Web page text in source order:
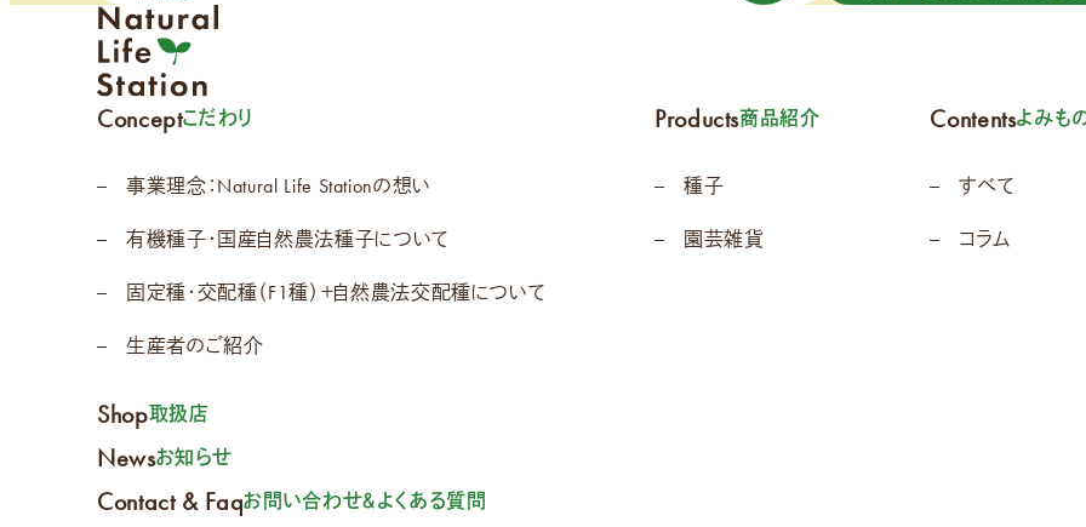
Conceptこだわり
事業理念：Natural Life Stationの想い
有機種子・国産自然農法種子について
固定種・交配種（F1種）＋自然農法交配種について
生産者のご紹介
Products商品紹介
種子
園芸雑貨
Contentsよみも
すべて
コラム
Shop取扱店
Newsお知らせ
Contact & Faqお問い合わせ＆よくある質問